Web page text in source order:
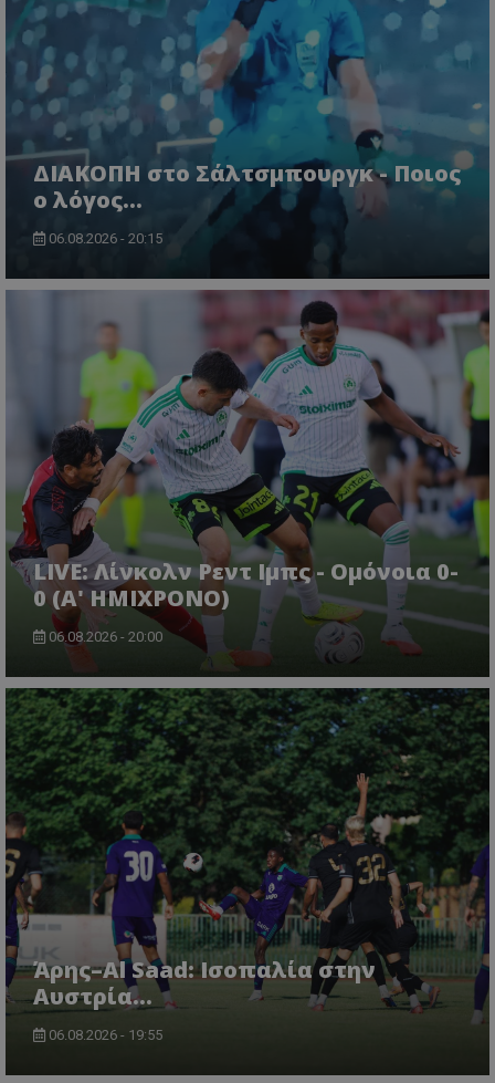
ΔΙΑΚΟΠΗ στο Σάλτσμπουργκ - Ποιος
ο λόγος...
06.08.2026 - 20:15
LIVE: Λίνκολν Ρεντ Ιμπς - Ομόνοια 0-
0 (Α' ΗΜΙΧΡΟΝΟ)
06.08.2026 - 20:00
Άρης–Al Saad: Ισοπαλία στην
Αυστρία...
06.08.2026 - 19:55